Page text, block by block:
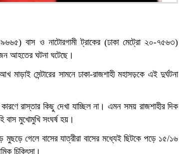
৯৬৬৫) বাস ও নাটোরগামী ট্রাকের (ঢাকা মেট্রো ২০-৭৫৬৩)
জন আহতের ঘটনা ঘটেছে।
সেন্টারের সামনে ঢাকা-রাজশাহী মহাসড়কে এই দুর্ঘটনা
রাস্তার কিছু দেখা যাচ্ছিল না। এমন সময় রাজশাহীর দিক
বাস মুখোমুখি সংঘর্ষ হয়।
গেলে বাসের যাত্রীরা বাসের মধ্যেই ছিটকে পড়ে ১৫/১৬
চিকিৎসা।